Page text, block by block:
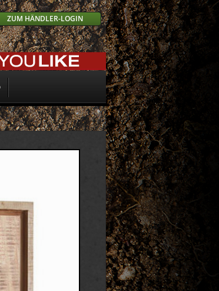
ZUM HÄNDLER-LOGIN